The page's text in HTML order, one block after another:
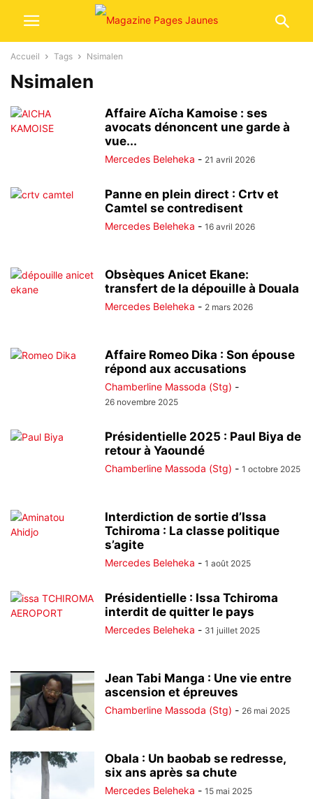
Accueil Tags Nsimalen
Nsimalen
Affaire Aïcha Kamoise : ses
avocats dénoncent une garde à
vue...
Mercedes Beleheka - 21 avril 2026
Panne en plein direct : Crtv et
Camtel se contredisent
Mercedes Beleheka - 16 avril 2026
Obsèques Anicet Ekane:
transfert de la dépouille à Douala
Mercedes Beleheka - 2 mars 2026
Affaire Romeo Dika : Son épouse
répond aux accusations
Chamberline Massoda (Stg) -
26 novembre 2025
Présidentielle 2025 : Paul Biya de
retour à Yaoundé
Chamberline Massoda (Stg) - 1 octobre 2025
Interdiction de sortie d’Issa
Tchiroma : La classe politique
s’agite
Mercedes Beleheka - 1 août 2025
Présidentielle : Issa Tchiroma
interdit de quitter le pays
Mercedes Beleheka - 31 juillet 2025
Jean Tabi Manga : Une vie entre
ascension et épreuves
Chamberline Massoda (Stg) - 26 mai 2025
Obala : Un baobab se redresse,
six ans après sa chute
Mercedes Beleheka - 15 mai 2025